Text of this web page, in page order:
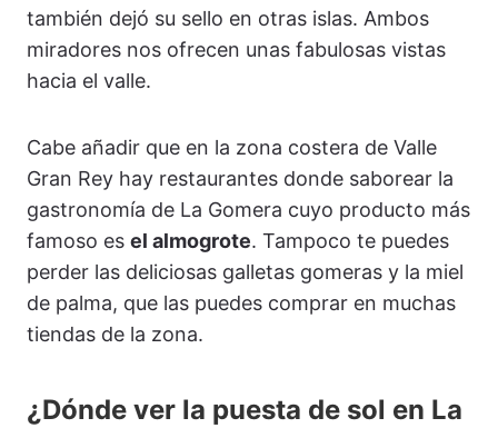
también dejó su sello en otras islas. Ambos
miradores nos ofrecen unas fabulosas vistas
hacia el valle.
Cabe añadir que en la zona costera de Valle
Gran Rey hay restaurantes donde saborear la
gastronomía de La Gomera cuyo producto más
famoso es el almogrote. Tampoco te puedes
perder las deliciosas galletas gomeras y la miel
de palma, que las puedes comprar en muchas
tiendas de la zona.
¿Dónde ver la puesta de sol en La